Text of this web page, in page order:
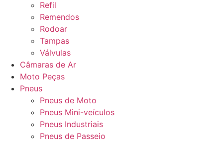
Refil
Remendos
Rodoar
Tampas
Válvulas
Câmaras de Ar
Moto Peças
Pneus
Pneus de Moto
Pneus Mini-veículos
Pneus Industriais
Pneus de Passeio